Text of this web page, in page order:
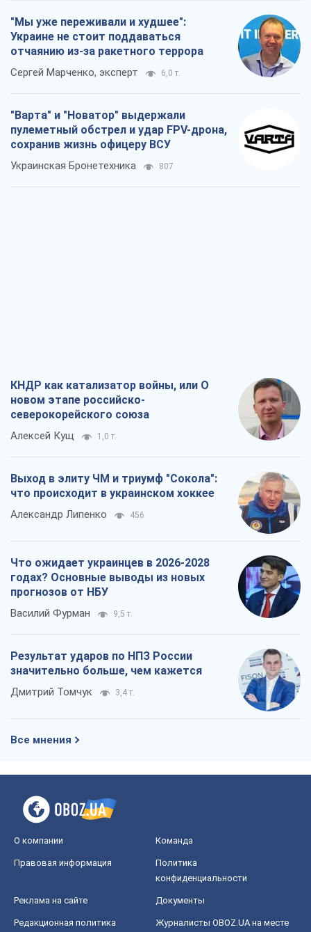
"Мы уже переживали и худшее":
Украине не стоит поддаваться
отчаянию из-за ракетного террора
Сергей Марченко, эксперт 6,0 т.
"Варта" и "Новатор" выдержали
пулеметный обстрел и удар FPV-дрона,
сохранив жизнь офицеру ВСУ
Украинская Бронетехника 807
КНДР как катализатор войны, или О
новом этапе российско-
северокорейского союза
Алексей Кущ 1,0 т.
Выход в элиту ЧМ и триумф "Сокола":
что происходит в украинском хоккее
Александр Липенко 456
Что ожидает украинцев в 2026-2028
годах? Основные выводы из новых
прогнозов от НБУ
Василий Фурман 9,5 т.
Результат ударов по НПЗ России
значительно больше, чем кажется
Дмитрий Томчук 3,4 т.
Все мнения
О компании Команда
Правовая информация
Политика
конфиденциальности
Реклама на сайте Документы
Редакционная политика
Журналисты OBOZ.UA на месте